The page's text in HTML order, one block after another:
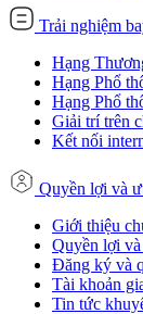
Trải nghiệm
Hạng
Hạng Phổ
Hạng Phổ
Giải trí trên
Kết nối
Quyền lợi và
Giới thiệu
Quyền lợi
Đăng ký và
Tài khoản
Tin tức